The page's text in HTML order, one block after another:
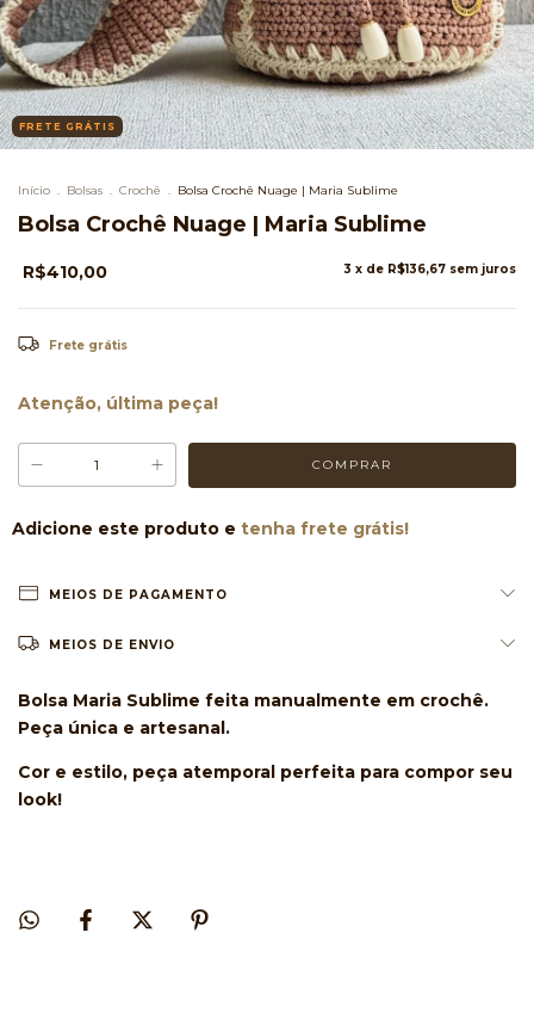
FRETE GRÁTIS
Início . Bolsas . Crochê . Bolsa Crochê Nuage | Maria Sublime
Bolsa Crochê Nuage | Maria Sublime
R$410,00 3 x de R$136,67 sem juros
Frete grátis
Atenção, última peça!
Adicione este produto e tenha frete grátis!
MEIOS DE PAGAMENTO
MEIOS DE ENVIO
Bolsa Maria Sublime feita manualmente em crochê.
Peça única e artesanal.
Cor e estilo, peça atemporal perfeita para compor seu
look!